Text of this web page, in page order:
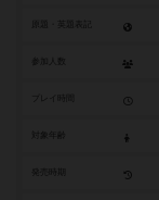
参加人数